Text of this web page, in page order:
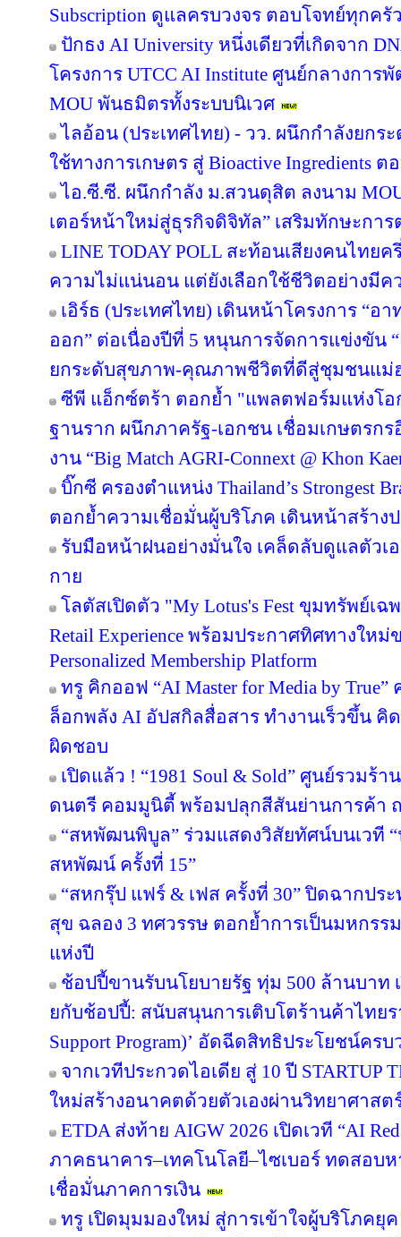
Subscription ดูแลครบวงจร ตอบโจทย์ทุกครั
ปักธง AI University หนึ่งเดียวที่เกิดจาก
โครงการ UTCC AI Institute ศูนย์กลางกา
MOU พันธมิตรทั้งระบบนิเวศ
ไลอ้อน (ประเทศไทย) - วว. ผนึกกำลังยกร
ใช้ทางการเกษตร สู่ Bioactive Ingredients
ไอ.ซี.ซี. ผนึกกำลัง ม.สวนดุสิต ลงนาม
เตอร์หน้าใหม่สู่ธุรกิจดิจิทัล” เสริมทักษะกา
LINE TODAY POLL สะท้อนเสียงคนไทย
ความไม่แน่นอน แต่ยังเลือกใช้ชีวิตอย่างมีค
เอิร์ธ (ประเทศไทย) เดินหน้าโครงการ “อ
ออก” ต่อเนื่องปีที่ 5 หนุนการจัดการแข่งขัน
ยกระดับสุขภาพ-คุณภาพชีวิตที่ดีสู่ชุมชนแม่
ซีพี แอ็กซ์ตร้า ตอกย้ำ "แพลตฟอร์มแห่งโอ
ฐานราก ผนึกภาครัฐ-เอกชน เชื่อมเกษตรก
งาน “Big Match AGRI-Connext @ Khon
บิ๊กซี ครองตำแหน่ง Thailand’s Strongest
ตอกย้ำความเชื่อมั่นผู้บริโภค เดินหน้าสร้า
รับมือหน้าฝนอย่างมั่นใจ เคล็ดลับดูแลตัวเ
กาย
โลตัสเปิดตัว "My Lotus's Fest ขุมทรัพย์เ
Retail Experience พร้อมประกาศทิศทางใหม่
Personalized Membership Platform
ทรู คิกออฟ “AI Master for Media by
ล็อกพลัง AI อัปสกิลสื่อสาร ทำงานเร็วขึ้น คิ
ผิดชอบ
เปิดแล้ว ! “1981 Soul & Sold” ศูนย์รวม
ดนตรี คอมมูนิตี้ พร้อมปลุกสีสันย่านการค้า
“สหพัฒนพิบูล” ร่วมแสดงวิสัยทัศน์บนเวที
สหพัฒน์ ครั้งที่ 15”
“สหกรุ๊ป แฟร์ & เฟส ครั้งที่ 30” ปิดฉากป
สุข ฉลอง 3 ทศวรรษ ตอกย้ำการเป็นมหกร
แห่งปี
ช้อปปี้ขานรับนโยบายรัฐ ทุ่ม 500 ล้านบาท
ยกับช้อปปี้: สนับสนุนการเติบโตร้านค้าไทยร
Support Program)’ อัดฉีดสิทธิประโยชน์ครบ
จากเวทีประกวดไอเดีย สู่ 10 ปี STARTUP
ใหม่สร้างอนาคตด้วยตัวเองผ่านวิทยาศาสต
ETDA ส่งท้าย AIGW 2026 เปิดเวที “AI
ภาคธนาคาร–เทคโนโลยี–ไซเบอร์ ทดสอบห
เชื่อมั่นภาคการเงิน
ทรู เปิดมุมมองใหม่ สู่การเข้าใจผู้บริโภคยุค